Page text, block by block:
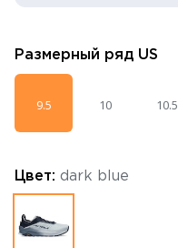
Размерный ряд US
9.5 10 10.5
Цвет: dark blue